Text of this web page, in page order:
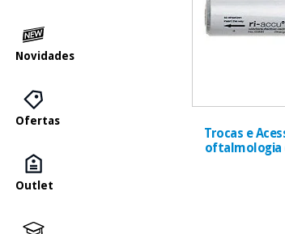
Novidades
Ofertas
Outlet
Trocas e
oftalmologia